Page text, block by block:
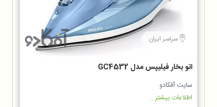
سراسر ایران
اتو بخار فیلیپس مدل GC4532
سایت آفکادو
اطلاعات بیشتر...